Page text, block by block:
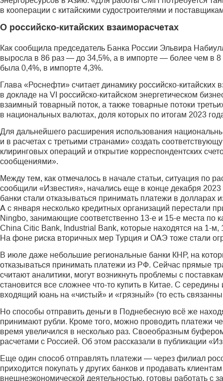
в кооперации с китайскими судостроителями и
О российско-китайских взаиморасчетах
Как сообщила председатель Банка России Эльвира
выросла в 86 раз — до 34,5%, а в импорте — более чем в 8
была 0,4%, в импорте 4,3%.
Глава «Роснефти» считает динамику российско-
в докладе на VI российско-китайском энергетическом
взаимный товарный поток, а также товарные потоки
в национальных валютах, доля которых по итогам 2023
Для дальнейшего расширения использования
и в расчетах с третьими странами» создать
клиринговых операций и открытие корреспондентских
сообщениями».
Между тем, как отмечалось в начале статьи, ситуация по
сообщили «Известия», начались еще в конце декабря 2023
банки стали отказываться принимать платежи в
А с января несколько кредитных организаций перестали
Ningbo, занимающие соответственно 13-е и 15-е места по
China Citic Bank, Industrial Bank, которые находятся на 1-
На фоне риска вторичных мер Турция и ОАЭ тоже стали
В июле даже небольшие региональные банки КНР, на
отказываться принимать платежи из РФ. Сейчас прямые
считают аналитики, могут возникнуть проблемы с
становится все сложнее что-то купить в Китае. С
входящий юань на «чистый» и «грязный» (то есть
Но способы отправить деньги в Поднебесную всё же
принимают рубли. Кроме того, можно проводить платежи
время увеличился в несколько раз. Своеобразным
расчетами с Россией. Об этом рассказали в публикации
Еще один способ отправлять платежи — через филиал
приходится покупать у других банков и продавать
внешнеэкономической деятельностью, готовы работать с